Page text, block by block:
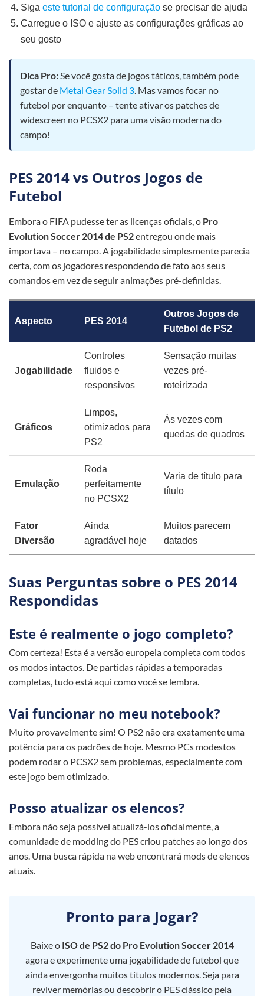
Siga este tutorial de configuração se precisar de ajuda
Carregue o ISO e ajuste as configurações gráficas ao
seu gosto
Dica Pro: Se você gosta de jogos táticos, também pode
gostar de Metal Gear Solid 3 . Mas vamos focar no
futebol por enquanto – tente ativar os patches de
widescreen no PCSX2 para uma visão moderna do
campo!
PES 2014 vs Outros Jogos de
Futebol
Embora o FIFA pudesse ter as licenças oficiais, o Pro
Evolution Soccer 2014 de PS2entregou onde mais
importava – no campo. A jogabilidade simplesmente parecia
certa, com os jogadores respondendo de fato aos seus
comandos em vez de seguir animações pré-definidas.
Aspecto PES 2014
Outros Jogos de
Futebol de PS2
Jogabilidade
Controles
fluidos e
responsivos
Sensação muitas
vezes pré-
roteirizada
Gráficos
Limpos,
otimizados para
PS2
Às vezes com
quedas de quadros
Emulação
Roda
perfeitamente
no PCSX2
Varia de título para
título
Fator
Diversão
Ainda
agradável hoje
Muitos parecem
datados
Suas Perguntas sobre o PES 2014
Respondidas
Este é realmente o jogo completo?
Com certeza! Esta é a versão europeia completa com todos
os modos intactos. De partidas rápidas a temporadas
completas, tudo está aqui como você se lembra.
Vai funcionar no meu notebook?
Muito provavelmente sim! O PS2 não era exatamente uma
potência para os padrões de hoje. Mesmo PCs modestos
podem rodar o PCSX2 sem problemas, especialmente com
este jogo bem otimizado.
Posso atualizar os elencos?
Embora não seja possível atualizá-los oficialmente, a
comunidade de modding do PES criou patches ao longo dos
anos. Uma busca rápida na web encontrará mods de elencos
atuais.
Pronto para Jogar?
Baixe o ISO de PS2 do Pro Evolution Soccer 2014
agora e experimente uma jogabilidade de futebol que
ainda envergonha muitos títulos modernos. Seja para
reviver memórias ou descobrir o PES clássico pela